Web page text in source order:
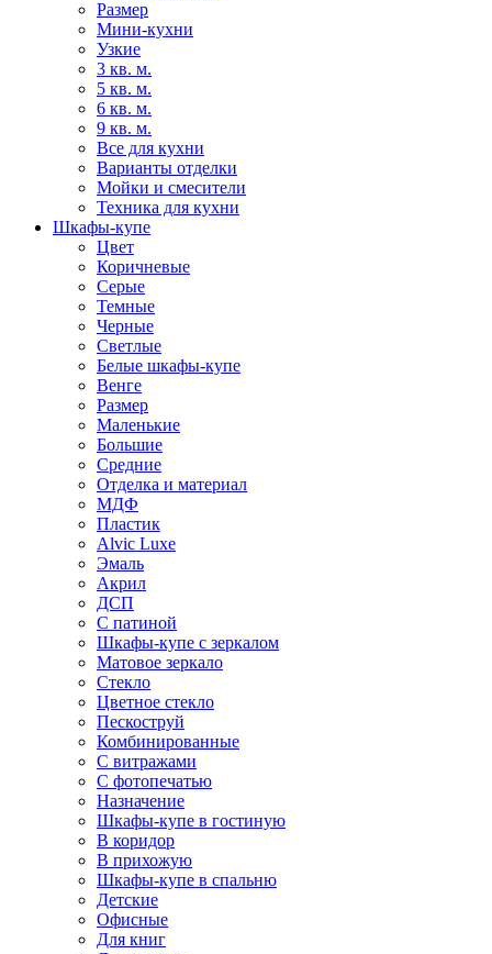
Размер
Мини-кухни
Узкие
3 кв. м.
5 кв. м.
6 кв. м.
9 кв. м.
Все для кухни
Варианты отделки
Мойки и смесители
Техника для кухни
Шкафы-купе
Цвет
Коричневые
Серые
Темные
Черные
Светлые
Белые шкафы-купе
Венге
Размер
Маленькие
Большие
Средние
Отделка и материал
МДФ
Пластик
Alvic Luxe
Эмаль
Акрил
ДСП
С патиной
Шкафы-купе с зеркалом
Матовое зеркало
Стекло
Цветное стекло
Пескоструй
Комбинированные
С витражами
С фотопечатью
Назначение
Шкафы-купе в гостиную
В коридор
В прихожую
Шкафы-купе в спальню
Детские
Офисные
Для книг